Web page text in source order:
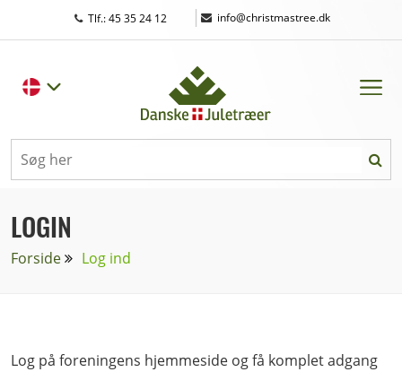
Tlf.: 45 35 24 12 | info@christmastree.dk
LOGIN
Forside Log ind
Log på foreningens hjemmeside og få komplet adgang